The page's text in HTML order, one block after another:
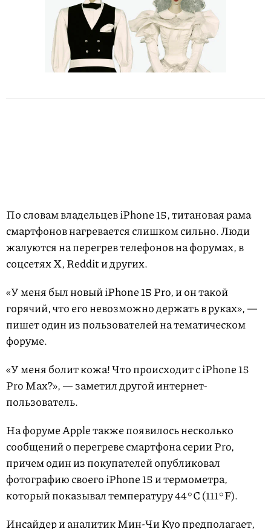
По словам владельцев iPhone 15, титановая рама
смартфонов нагревается слишком сильно. Люди
жалуются на перегрев телефонов на форумах, в
соцсетях X, Reddit и других.
«У меня был новый iPhone 15 Pro, и он такой
горячий, что его невозможно держать в руках», —
пишет один из пользователей на тематическом
форуме.
«У меня болит кожа! Что происходит с iPhone 15
Pro Max?», — заметил другой интернет-
пользователь.
На форуме Apple также появилось несколько
сообщений о перегреве смартфона серии Pro,
причем один из покупателей опубликовал
фотографию своего iPhone 15 и термометра,
который показывал температуру 44°C (111°F).
Инсайдер и аналитик Мин-Чи Куо предполагает,